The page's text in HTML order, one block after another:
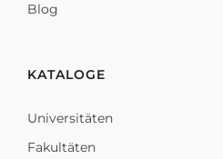
Blog
KATALOGE
Universitäten
Fakultäten